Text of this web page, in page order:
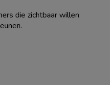
die zichtbaar willen